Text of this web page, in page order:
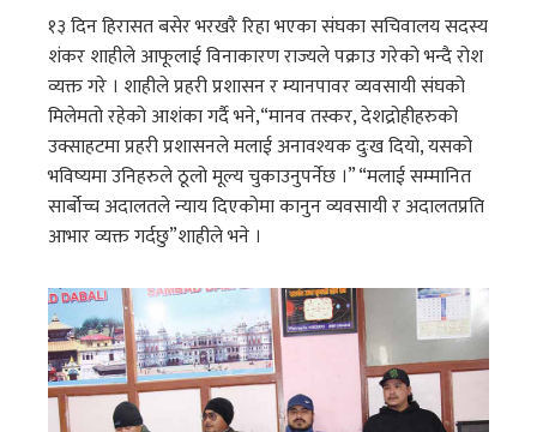
१३ दिन हिरासत बसेर भरखरै रिहा भएका संघका सचिवालय सदस्य
शंकर शाहीले आफूलाई विनाकारण राज्यले पक्राउ गरेको भन्दै रोश
व्यक्त गरे । शाहीले प्रहरी प्रशासन र म्यानपावर व्यवसायी संघको
मिलेमतो रहेको आशंका गर्दै भने,“मानव तस्कर, देशद्रोहीहरुको
उक्साहटमा प्रहरी प्रशासनले मलाई अनावश्यक दुःख दियो, यसको
भविष्यमा उनिहरुले ठूलो मूल्य चुकाउनुपर्नेछ ।” “मलाई सम्मानित
सार्बोच्च अदालतले न्याय दिएकोमा कानुन व्यवसायी र अदालतप्रति
आभार व्यक्त गर्दछु”शाहीले भने ।